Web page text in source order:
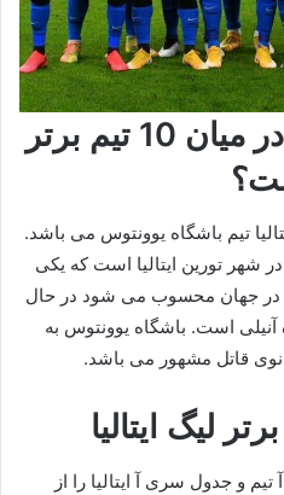
با ارزش ترین تیم در میان 10 تیم برتر
تیم باشگاه یوونتوس می باشد.
شهر تورین ایتالیا است که یکی
در جهان محسوب می شود در حال
است. باشگاه یوونتوس به
قاتل مشهور می باشد.
و جدول سری آ ایتالیا را از